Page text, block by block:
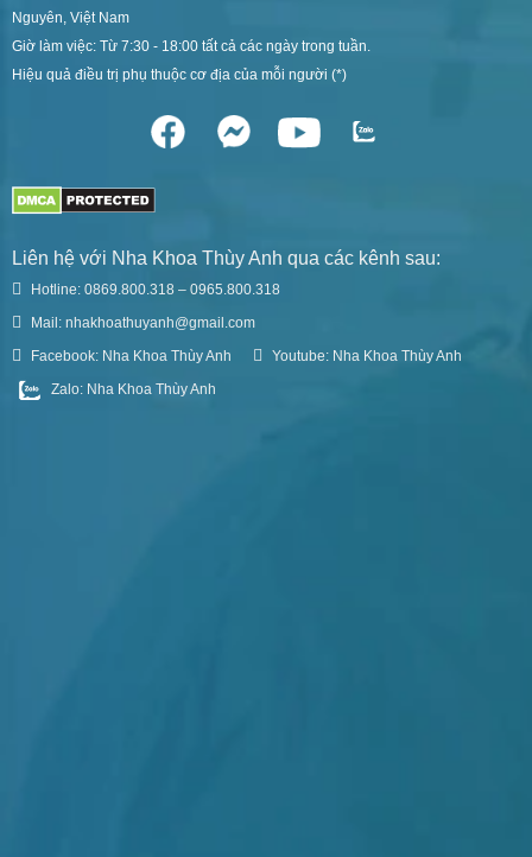
Nguyên, Việt Nam
Giờ làm việc: Từ 7:30 - 18:00 tất cả các ngày trong tuần.
Hiệu quả điều trị phụ thuộc cơ địa của mỗi người (*)
Liên hệ với Nha Khoa Thùy Anh qua các kênh sau:
Hotline: 0869.800.318 – 0965.800.318
Mail: nhakhoathuyanh@gmail.com
Facebook: Nha Khoa Thùy Anh
Youtube: Nha Khoa Thùy Anh
Zalo: Nha Khoa Thùy Anh